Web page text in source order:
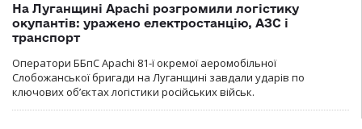
На Луганщині Apachi розгромили логістику
окупантів: уражено електростанцію, АЗС і
транспорт
Оператори ББпС Apachi 81-ї окремої аеромобільної
Слобожанської бригади на Луганщині завдали ударів по
ключових об’єктах логістики російських військ.